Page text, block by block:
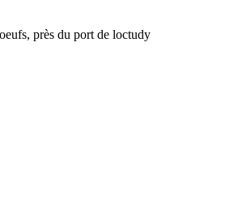
près du port de loctudy